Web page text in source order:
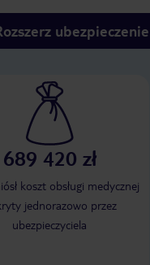
689 420 zł
koszt obsługi medycznej
jednorazowo przez
ubezpieczyciela